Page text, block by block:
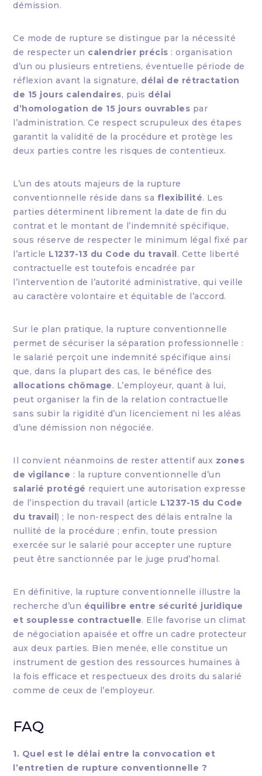
démission.
Ce mode de rupture se distingue par la nécessité
de respecter un calendrier précis : organisation
d’un ou plusieurs entretiens, éventuelle période de
réflexion avant la signature, délai de rétractation
de 15 jours calendaires, puis délai
d’homologation de 15 jours ouvrables par
l’administration. Ce respect scrupuleux des étapes
garantit la validité de la procédure et protège les
deux parties contre les risques de contentieux.
L’un des atouts majeurs de la rupture
conventionnelle réside dans sa flexibilité. Les
parties déterminent librement la date de fin du
contrat et le montant de l’indemnité spécifique,
sous réserve de respecter le minimum légal fixé par
l’article L1237-13 du Code du travail. Cette liberté
contractuelle est toutefois encadrée par
l’intervention de l’autorité administrative, qui veille
au caractère volontaire et équitable de l’accord.
Sur le plan pratique, la rupture conventionnelle
permet de sécuriser la séparation professionnelle :
le salarié perçoit une indemnité spécifique ainsi
que, dans la plupart des cas, le bénéfice des
allocations chômage. L’employeur, quant à lui,
peut organiser la fin de la relation contractuelle
sans subir la rigidité d’un licenciement ni les aléas
d’une démission non négociée.
Il convient néanmoins de rester attentif aux zones
de vigilance : la rupture conventionnelle d’un
salarié protégé requiert une autorisation expresse
de l’inspection du travail (article L1237-15 du Code
du travail) ; le non-respect des délais entraîne la
nullité de la procédure ; enfin, toute pression
exercée sur le salarié pour accepter une rupture
peut être sanctionnée par le juge prud’homal.
En définitive, la rupture conventionnelle illustre la
recherche d’un équilibre entre sécurité juridique
et souplesse contractuelle. Elle favorise un climat
de négociation apaisée et offre un cadre protecteur
aux deux parties. Bien menée, elle constitue un
instrument de gestion des ressources humaines à
la fois efficace et respectueux des droits du salarié
comme de ceux de l’employeur.
FAQ
1. Quel est le délai entre la convocation et
l’entretien de rupture conventionnelle ?